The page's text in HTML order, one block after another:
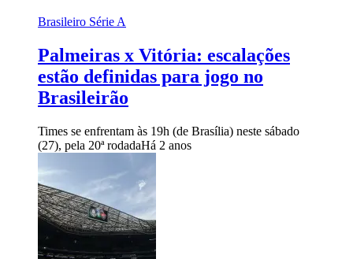
Brasileiro Série A
Palmeiras x Vitória: escalações
estão definidas para jogo no
Brasileirão
Times se enfrentam às 19h (de Brasília) neste sábado
(27), pela 20ª rodadaHá 2 anos